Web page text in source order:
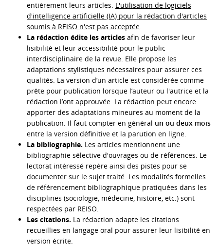
entièrement leurs articles. L'utilisation de logiciels
d'intelligence artificielle (IA) pour la rédaction d'articles
soumis à REISO n'est pas acceptée.
La rédaction édite les articles afin de favoriser leur
lisibilité et leur accessibilité pour le public
interdisciplinaire de la revue. Elle propose les
adaptations stylistiques nécessaires pour assurer ces
qualités. La version d’un article est considérée comme
prête pour publication lorsque l’auteur ou l'autrice et la
rédaction l’ont approuvée. La rédaction peut encore
apporter des adaptations mineures au moment de la
publication. Il faut compter en général un ou deux mois
entre la version définitive et la parution en ligne.
La bibliographie. Les articles mentionnent une
bibliographie sélective d'ouvrages ou de références. Le
lectorat intéressé repère ainsi des pistes pour se
documenter sur le sujet traité. Les modalités formelles
de référencement bibliographique pratiquées dans les
disciplines (sociologie, médecine, histoire, etc.) sont
respectées par REISO.
Les citations. La rédaction adapte les citations
recueillies en langage oral pour assurer leur lisibilité en
version écrite.